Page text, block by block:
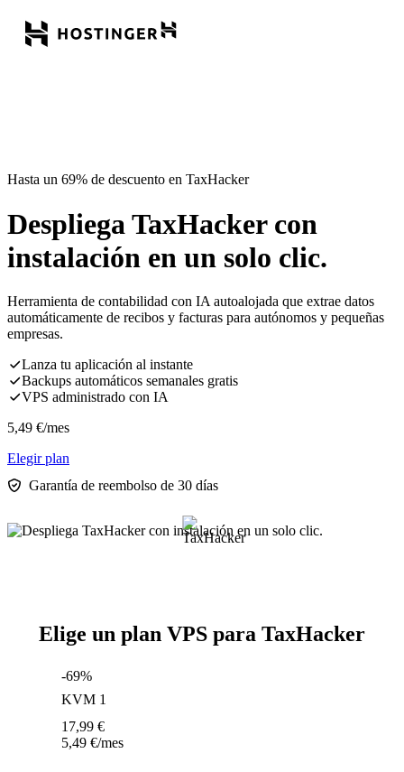
Hasta un 69% de descuento en TaxHacker
Despliega TaxHacker con
instalación en un solo clic.
Herramienta de contabilidad con IA autoalojada que extrae datos
automáticamente de recibos y facturas para autónomos y pequeñas
empresas.
Lanza tu aplicación al instante
Backups automáticos semanales gratis
VPS administrado con IA
5,49 €/mes
Elegir plan
Garantía de reembolso de 30 días
Elige un plan VPS para TaxHacker
-69%
KVM 1
17,99 €
5,49 €/mes